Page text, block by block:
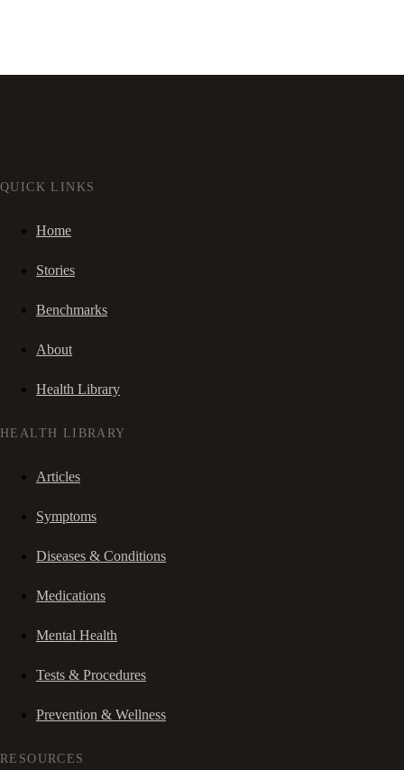
QUICK LINKS
Home
Stories
Benchmarks
About
Health Library
HEALTH LIBRARY
Articles
Symptoms
Diseases & Conditions
Medications
Mental Health
Tests & Procedures
Prevention & Wellness
RESOURCES